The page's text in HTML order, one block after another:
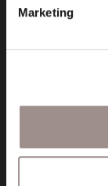
Marketing